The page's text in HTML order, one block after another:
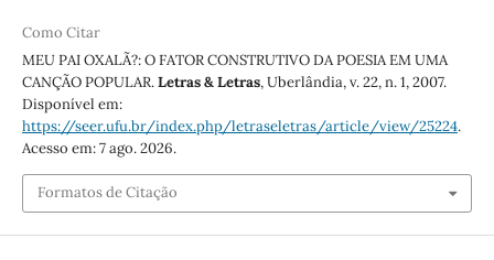
Como Citar
MEU PAI OXALÃ?: O FATOR CONSTRUTIVO DA POESIA EM UMA
CANÇÃO POPULAR.Letras & Letras, Uberlândia, v. 22, n. 1, 2007.
Disponível em:
https://seer.ufu.br/index.php/letraseletras/article/view/25224.
Acesso em: 7 ago. 2026.
Formatos de Citação